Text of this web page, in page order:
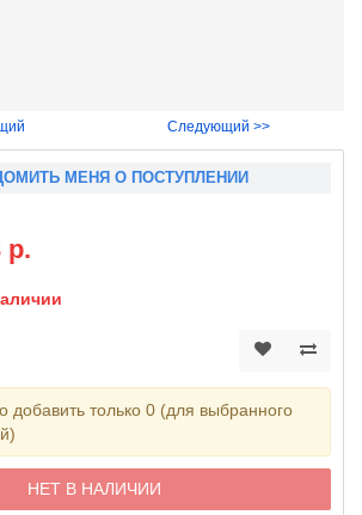
Следующий >>
МЕНЯ О ПОСТУПЛЕНИИ
р.
добавить только 0 (для выбранного
НЕТ В НАЛИЧИИ